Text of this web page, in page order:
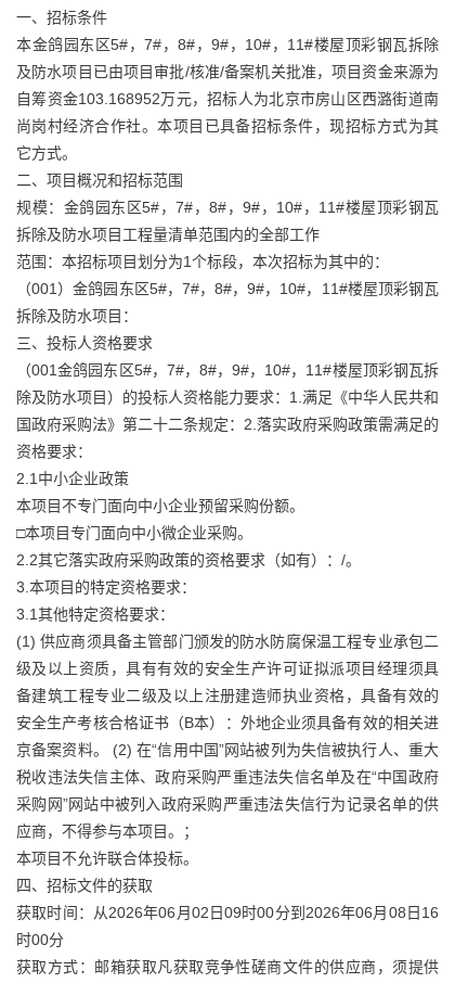
一、招标条件
本金鸽园东区5#，7#，8#，9#，10#，11#楼屋顶彩钢瓦拆除
及防水项目已由项目审批/核准/备案机关批准，项目资金来源为
自筹资金103.168952万元，招标人为北京市房山区西潞街道南
尚岗村经济合作社。本项目已具备招标条件，现招标方式为其
它方式。
二、项目概况和招标范围
规模：金鸽园东区5#，7#，8#，9#，10#，11#楼屋顶彩钢瓦
拆除及防水项目工程量清单范围内的全部工作
范围：本招标项目划分为1个标段，本次招标为其中的：
（001）金鸽园东区5#，7#，8#，9#，10#，11#楼屋顶彩钢瓦
拆除及防水项目：
三、投标人资格要求
（001金鸽园东区5#，7#，8#，9#，10#，11#楼屋顶彩钢瓦拆
除及防水项目）的投标人资格能力要求：1.满足《中华人民共和
国政府采购法》第二十二条规定：2.落实政府采购政策需满足的
资格要求：
2.1中小企业政策
本项目不专门面向中小企业预留采购份额。
□本项目专门面向中小微企业采购。
2.2其它落实政府采购政策的资格要求（如有）：/。
3.本项目的特定资格要求：
3.1其他特定资格要求：
(1) 供应商须具备主管部门颁发的防水防腐保温工程专业承包二
级及以上资质，具有有效的安全生产许可证拟派项目经理须具
备建筑工程专业二级及以上注册建造师执业资格，具备有效的
安全生产考核合格证书（B本）：外地企业须具备有效的相关进
京备案资料。 (2) 在“信用中国”网站被列为失信被执行人、重大
税收违法失信主体、政府采购严重违法失信名单及在“中国政府
采购网”网站中被列入政府采购严重违法失信行为记录名单的供
应商，不得参与本项目。；
本项目不允许联合体投标。
四、招标文件的获取
获取时间：从2026年06月02日09时00分到2026年06月08日16
时00分
获取方式：邮箱获取凡获取竞争性磋商文件的供应商，须提供